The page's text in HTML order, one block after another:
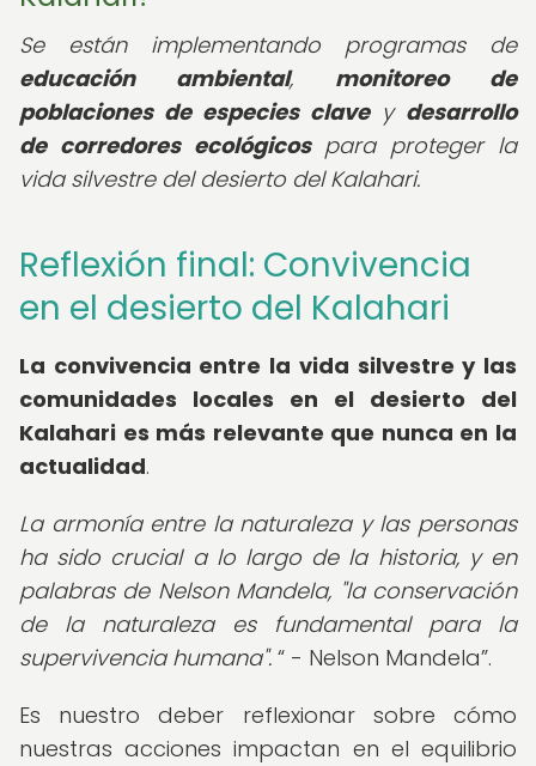
Se están implementando programas de
educación ambiental, monitoreo de
poblaciones de especies clavey desarrollo
de corredores ecológicospara proteger la
vida silvestre del desierto del Kalahari.
Reflexión final: Convivencia
en el desierto del Kalahari
La convivencia entre la vida silvestre y las
comunidades locales en el desierto del
Kalahari es más relevante que nunca en la
actualidad.
La armonía entre la naturaleza y las personas
ha sido crucial a lo largo de la historia, y en
palabras de Nelson Mandela, "la conservación
de la naturaleza es fundamental para la
supervivencia humana".
- Nelson Mandela .
Es nuestro deber reflexionar sobre cómo
nuestras acciones impactan en el equilibrio